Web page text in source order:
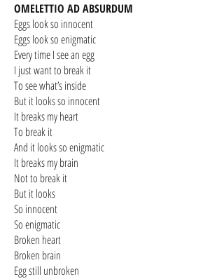
OMELETTIO AD ABSURDUM
Eggs look so innocent
Eggs look so enigmatic
Every time I see an egg
I just want to break it
To see what’s inside
But it looks so innocent
It breaks my heart
To break it
And it looks so enigmatic
It breaks my brain
Not to break it
But it looks
So innocent
So enigmatic
Broken heart
Broken brain
Egg still unbroken